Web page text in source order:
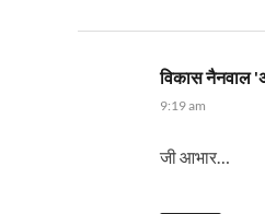
विकास नैनवाल
9:19 am
जी आभार…